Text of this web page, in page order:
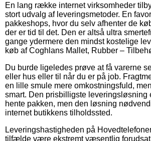
En lang række internet virksomheder
stort udvalg af leveringsmetoder. En
pakkeshops, hvor du selv afhenter de
der er tid til det. Den er altså ultra
gange ydermere den mindst kostelige
køb af Coghlans Mallet, Rubber –
Du burde ligeledes prøve at få varerne
eller hus eller til når du er på job.
en lille smule mere omkostningsfuld,
smart. Den prisbilligste leveringsløsning
hente pakken, men den løsning
internet butikkens tilholdssted.
Leveringshastigheden på
tilfælde være ekstremt væsentlig forudsat